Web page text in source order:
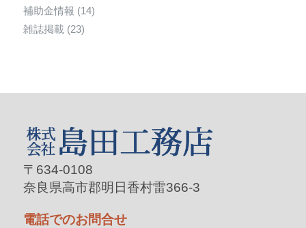
補助金情報 (14)
雑誌掲載 (23)
〒634-0108
奈良県高市郡明日香村雷366-3
電話でのお問合せ